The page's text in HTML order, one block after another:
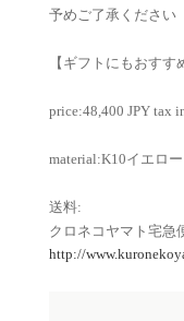
予めご了承ください
【ギフトにもおすす
price:48,400 JPY tax
material:K10イエロ
送料:
クロネコヤマト宅急
http://